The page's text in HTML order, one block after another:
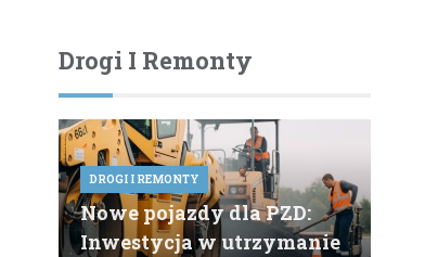
Drogi I Remonty
DROGI I REMONTY
Nowe pojazdy dla PZD:
Inwestycja w utrzymanie